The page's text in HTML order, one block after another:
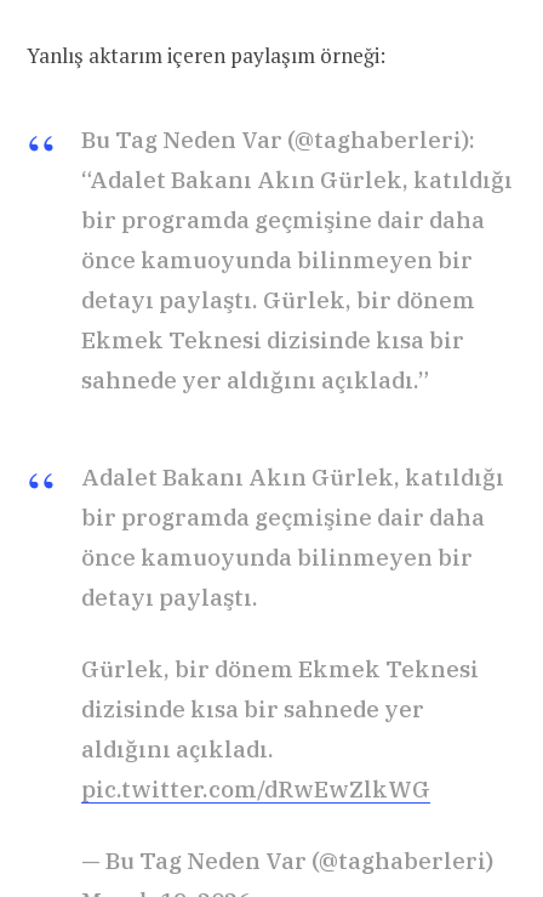
Yanlış aktarım içeren paylaşım örneği:
Bu Tag Neden Var (@taghaberleri):
“Adalet Bakanı Akın Gürlek, katıldığı
bir programda geçmişine dair daha
önce kamuoyunda bilinmeyen bir
detayı paylaştı. Gürlek, bir dönem
Ekmek Teknesi dizisinde kısa bir
sahnede yer aldığını açıkladı.”
Adalet Bakanı Akın Gürlek, katıldığı
bir programda geçmişine dair daha
önce kamuoyunda bilinmeyen bir
detayı paylaştı.
Gürlek, bir dönem Ekmek Teknesi
dizisinde kısa bir sahnede yer
aldığını açıkladı.
pic.twitter.com/dRwEwZlkWG
— Bu Tag Neden Var (@taghaberleri)